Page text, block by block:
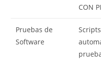
CON
Pruebas de
Software
Scripts